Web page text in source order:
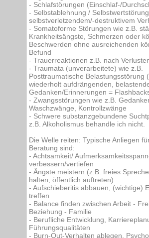
- Schlafstörungen (Einschlaf-/
- Selbstablehnung /
selbstverletzendem/-destruktivem
- Somatoforme Störungen wie z.B.
Krankheitsängste, Schmerzen oder
Beschwerden ohne ausreichenden
Befund
- Trauerreaktionen z.B. nach
- Traumata (unverarbeitete) wie z.B.
Posttraumatische Belastungsstörung
wiederholt aufdrängenden,
Gedanken/Erinnerungen =
- Zwangsstörungen wie z.B.
Waschzwänge, Kontrollzwänge
- Schwere substanzgebundene
z.B. Alkoholismus behandle ich nicht.
Die Welle reiten: Typische Anliegen
Beratung sind:
- Achtsamkeit/
verbessern/vertiefen
- Ängste meistern (z.B. freies
halten, öffentlich auftreten)
- Aufschieberitis abbauen, (wichtige)
treffen
- Balance finden zwischen Arbeit -
Beziehung - Familie
- Berufliche Entwicklung,
Führungsqualitäten
- Burn-Out-Verhalten ablegen,